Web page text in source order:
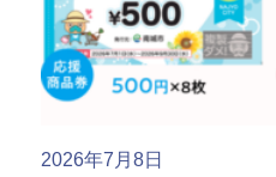
2026年7月8日